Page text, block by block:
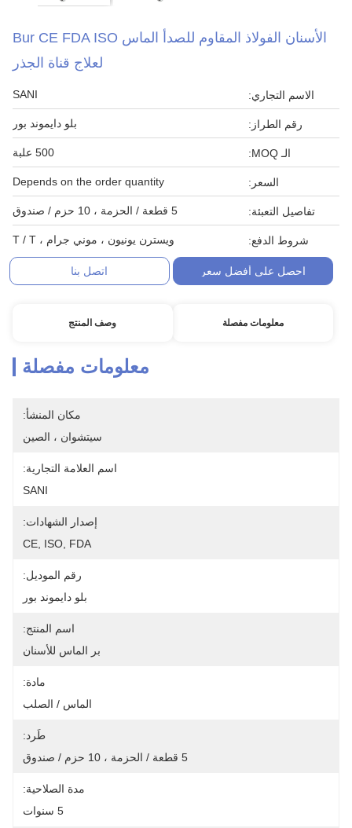
الأسنان الفولاذ المقاوم للصدأ الماس Bur CE FDA ISO
لعلاج قناة الجذر
الاسم التجاري: SANI
رقم الطراز: بلو دايموند بور
الـ MOQ: 500 علبة
السعر: Depends on the order quantity
تفاصيل التعبئة: 5 قطعة / الحزمة ، 10 حزم / صندوق
شروط الدفع: ويسترن يونيون ، موني جرام ، T / T
احصل على أفضل سعر اتصل بنا
معلومات مفصلة وصف المنتج
معلومات مفصلة
مكان المنشأ:
سيتشوان ، الصين
اسم العلامة التجارية:
SANI
إصدار الشهادات:
CE, ISO, FDA
رقم الموديل:
بلو دايموند بور
اسم المنتج:
بر الماس للأسنان
مادة:
الماس / الصلب
طَرد:
5 قطعة / الحزمة ، 10 حزم / صندوق
مدة الصلاحية:
5 سنوات